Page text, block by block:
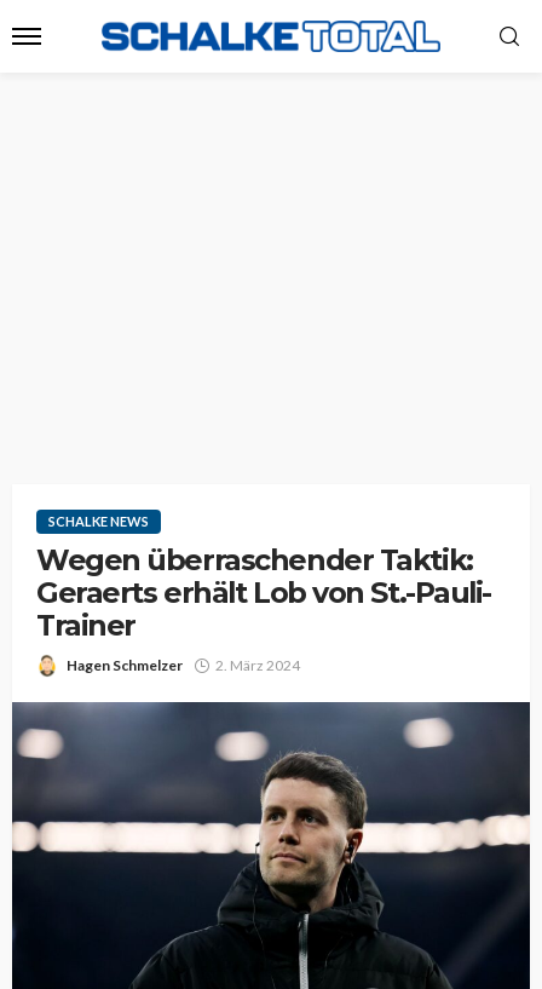
SCHALKE NEWS
Wegen überraschender Taktik:
Geraerts erhält Lob von St.-Pauli-
Trainer
Hagen Schmelzer 2. März 2024